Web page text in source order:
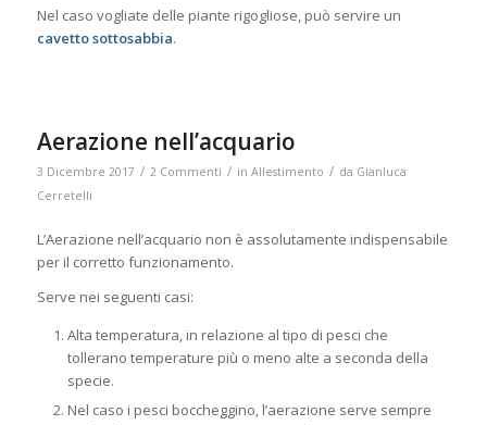
Nel caso vogliate delle piante rigogliose, può servire un
cavetto sottosabbia.
Aerazione nell’acquario
3 Dicembre 2017 / 2 Commenti / in Allestimento / da Gianluca
Cerretelli
L’Aerazione nell’acquario non è assolutamente indispensabile
per il corretto funzionamento.
Serve nei seguenti casi:
Alta temperatura, in relazione al tipo di pesci che
tollerano temperature più o meno alte a seconda della
specie.
Nel caso i pesci boccheggino, l’aerazione serve sempre